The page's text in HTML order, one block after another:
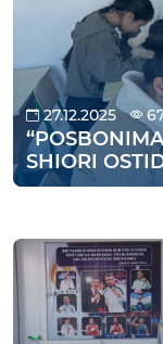
27.12.2025
SHIORI
O‘TKAZILDI